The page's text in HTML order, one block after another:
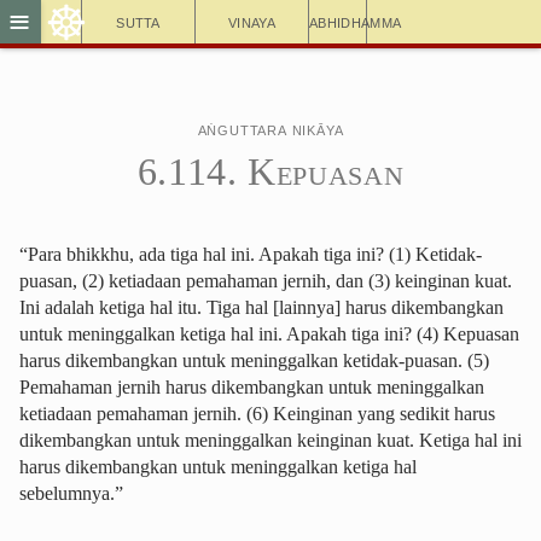
Sutta Vinaya Abhidhamma
≡ ☸
Aṅguttara Nikāya
6.114. Kepuasan
“Para bhikkhu, ada tiga hal ini. Apakah tiga ini? (1) Ketidak-
puasan, (2) ketiadaan pemahaman jernih, dan (3) keinginan kuat.
Ini adalah ketiga hal itu. Tiga hal [lainnya] harus dikembangkan
untuk meninggalkan ketiga hal ini. Apakah tiga ini? (4) Kepuasan
harus dikembangkan untuk meninggalkan ketidak-puasan. (5)
Pemahaman jernih harus dikembangkan untuk meninggalkan
ketiadaan pemahaman jernih. (6) Keinginan yang sedikit harus
dikembangkan untuk meninggalkan keinginan kuat. Ketiga hal ini
harus dikembangkan untuk meninggalkan ketiga hal
sebelumnya.”